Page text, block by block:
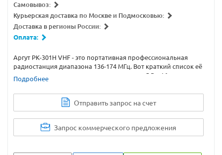
Самовывоз:
Курьерская доставка по Москве и Подмосковью:
Доставка в регионы России:
Оплата:
Аргут РК-301Н VHF - это портативная профессиональная
радиостанция диапазона 136-174 МГц. Вот краткий список её
характеристик: мощность передатчика до 5 Вт, 16 каналов
памяти, вибровызов и аккумулятор Li-Ion на 2300 мАч.
Подробнее
Отправить запрос на счет
Запрос коммерческого предложения